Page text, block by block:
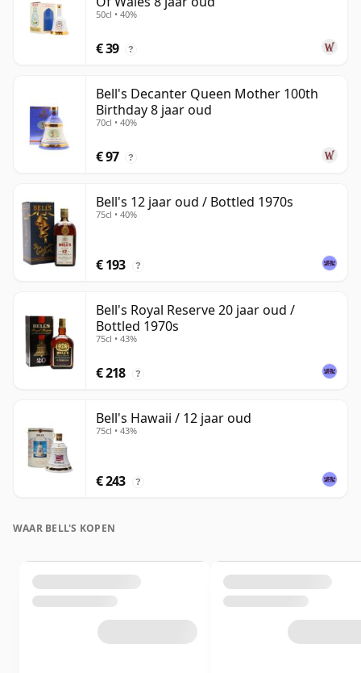
50cl • 40%
€ 39 ?
Bell's Decanter Queen Mother 100th
Birthday 8 jaar oud
70cl • 40%
€ 97 ?
Bell's 12 jaar oud / Bottled 1970s
75cl • 40%
€ 193 ?
Bell's Royal Reserve 20 jaar oud /
Bottled 1970s
75cl • 43%
€ 218 ?
Bell's Hawaii / 12 jaar oud
75cl • 43%
€ 243 ?
WAAR BELL'S KOPEN